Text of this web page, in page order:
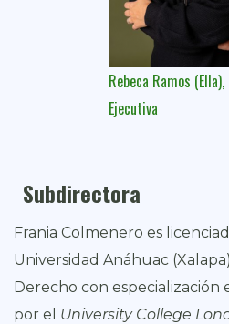
Rebeca Ramos (Ella),
Ejecutiva
Subdirectora
Frania Colmenero es
Universidad Anáhuac
Derecho con especialización
por el University College